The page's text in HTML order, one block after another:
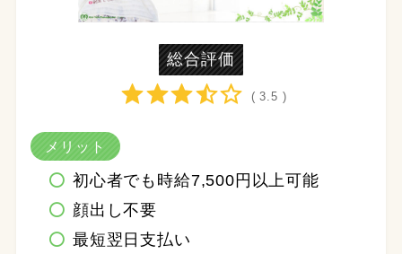
総合評価
( 3.5 )
メリット
初心者でも時給7,500円以上可能
顔出し不要
最短翌日支払い